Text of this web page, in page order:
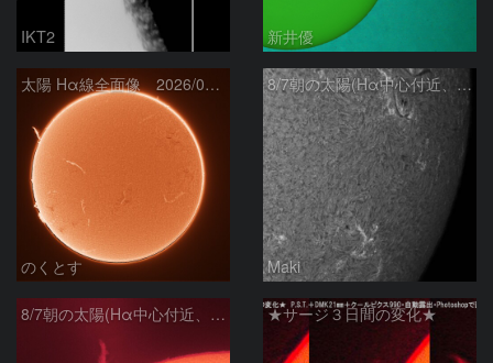
IKT2 新井優
太陽 Hα線全面像 2026/08/07
のくとす
8/7朝の太陽(Hα中心付近、4498、4502付近)
Maki
8/7朝の太陽(Hα中心付近、プロミネンス) ★サージ３日間の変化★